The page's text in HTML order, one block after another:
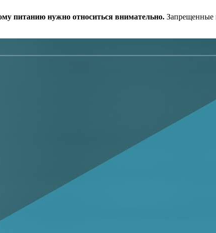
питанию нужно относиться внимательно. Запрещенные